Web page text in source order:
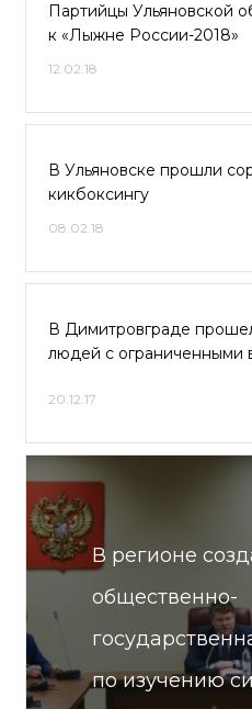
Партийцы Ульяновской
к «Лыжне России-2018»
12.02.18
В Ульяновске прошли
кикбоксингу
08.02.18
В Димитровграде
людей с ограниченными
20.12.17
В регионе
общественно-
по изучению